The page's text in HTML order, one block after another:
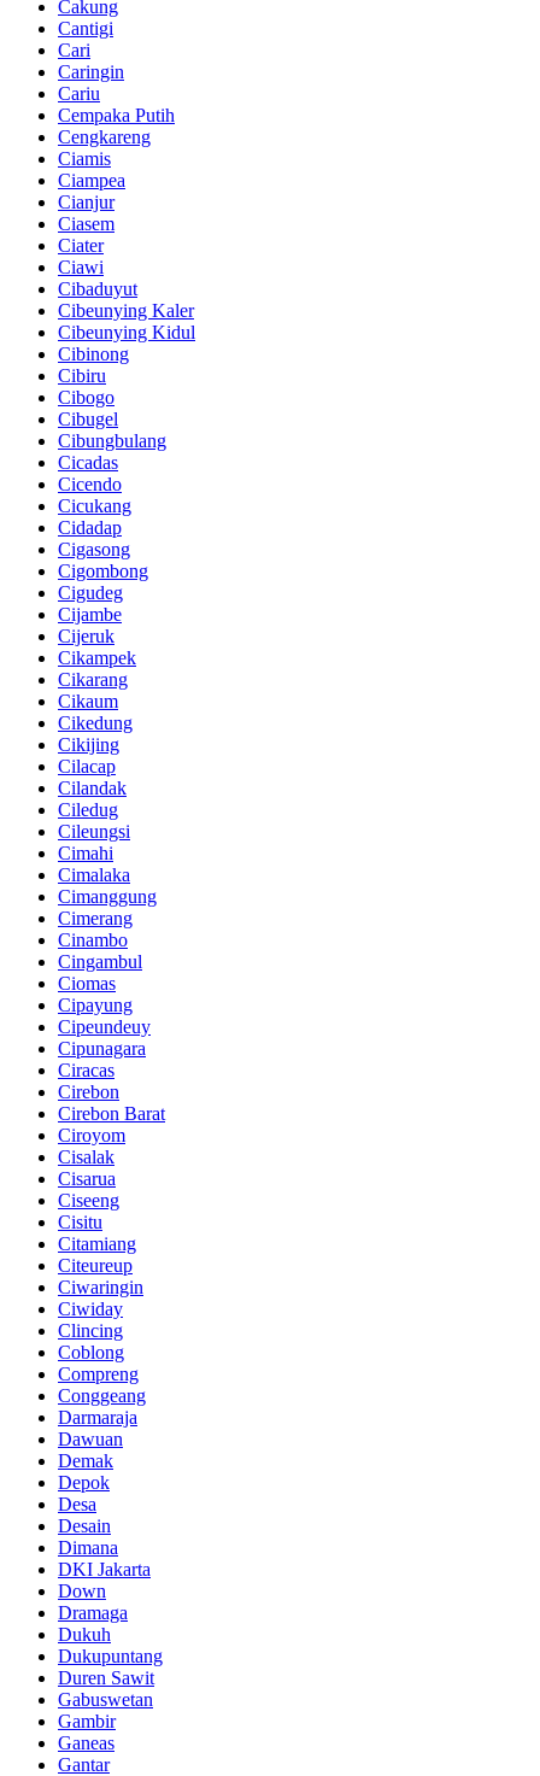
Cakung
Cantigi
Cari
Caringin
Cariu
Cempaka Putih
Cengkareng
Ciamis
Ciampea
Cianjur
Ciasem
Ciater
Ciawi
Cibaduyut
Cibeunying Kaler
Cibeunying Kidul
Cibinong
Cibiru
Cibogo
Cibugel
Cibungbulang
Cicadas
Cicendo
Cicukang
Cidadap
Cigasong
Cigombong
Cigudeg
Cijambe
Cijeruk
Cikampek
Cikarang
Cikaum
Cikedung
Cikijing
Cilacap
Cilandak
Ciledug
Cileungsi
Cimahi
Cimalaka
Cimanggung
Cimerang
Cinambo
Cingambul
Ciomas
Cipayung
Cipeundeuy
Cipunagara
Ciracas
Cirebon
Cirebon Barat
Ciroyom
Cisalak
Cisarua
Ciseeng
Cisitu
Citamiang
Citeureup
Ciwaringin
Ciwiday
Clincing
Coblong
Compreng
Conggeang
Darmaraja
Dawuan
Demak
Depok
Desa
Desain
Dimana
DKI Jakarta
Down
Dramaga
Dukuh
Dukupuntang
Duren Sawit
Gabuswetan
Gambir
Ganeas
Gantar